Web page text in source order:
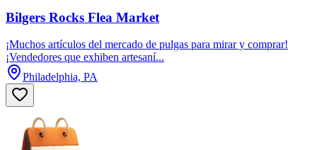
Bilgers Rocks Flea Market
¡Muchos artículos del mercado de pulgas para mirar y comprar!
¡Vendedores que exhiben artesaní...
Philadelphia, PA